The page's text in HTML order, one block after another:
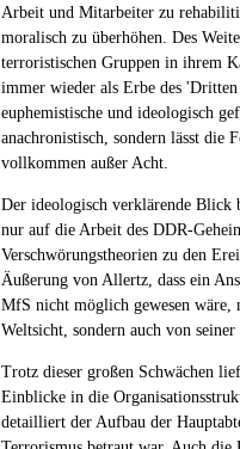
Arbeit und Mitarbeiter zu
moralisch zu überhöhen. Des
terroristischen Gruppen in ihrem
immer wieder als Erbe des
euphemistische und ideologisch
anachronistisch, sondern lässt die
vollkommen außer Acht.
Der ideologisch verklärende Blick
nur auf die Arbeit des DDR-
Verschwörungstheorien zu den
Äußerung von Allertz, dass ein
MfS nicht möglich gewesen wäre,
Weltsicht, sondern auch von
Trotz dieser großen Schwächen
Einblicke in die
detailliert der Aufbau der